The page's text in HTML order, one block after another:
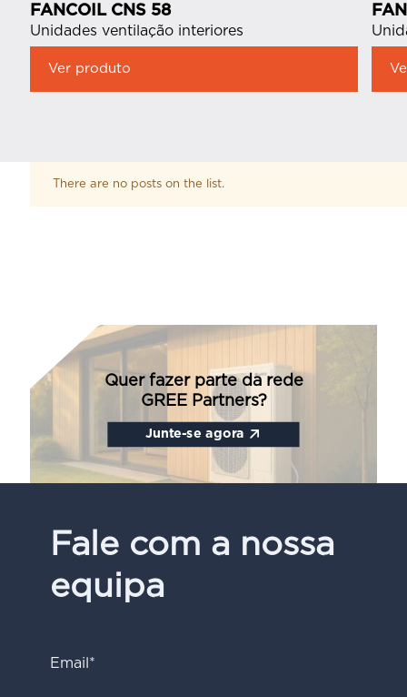
FANCOIL CNS 58
Unidades ventilação interiores
Ver produto
There are no posts on the list.
Junte-se agora
Quer fazer parte da rede
GREE Partners?
Fale com a nossa
equipa
Email*